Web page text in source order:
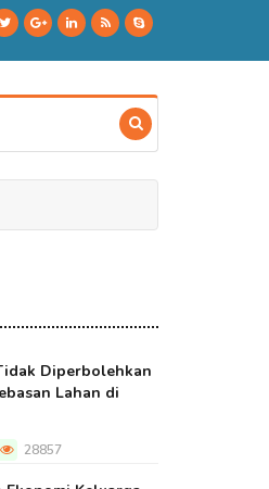
Diperbolehkan
Lahan di
28857